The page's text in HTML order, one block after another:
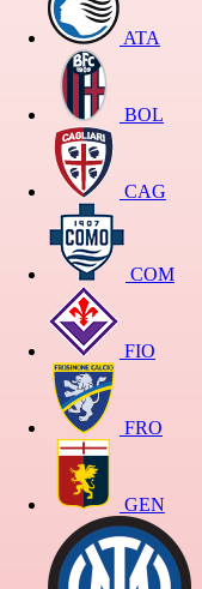
ATA
BOL
CAG
COM
FIO
FRO
GEN